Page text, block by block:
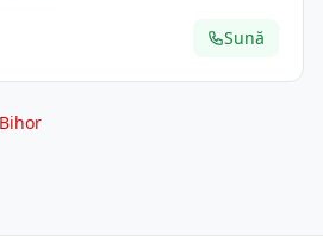
Sună